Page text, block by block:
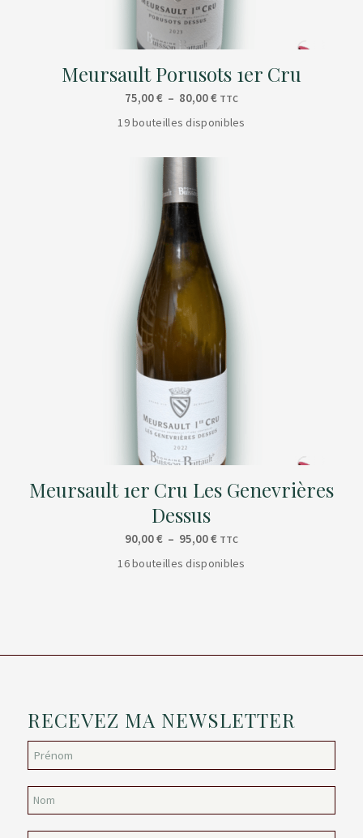
Meursault Porusots 1er Cru
75,00€ – 80,00€Plage
TTC
19 bouteilles disponibles
Meursault 1er Cru Les Genevrières
Dessus
90,00€ – 95,00€Plage
de
TTC
16 bouteilles disponibles
RECEVEZ MA NEWSLETTER